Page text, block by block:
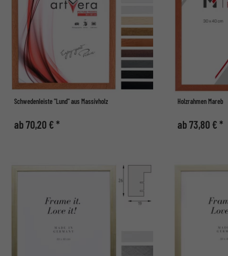
Schwedenleiste "Lund" aus Massivholz
ab 70,20 € *
Holzrahmen Mareb
ab 73,80 € *